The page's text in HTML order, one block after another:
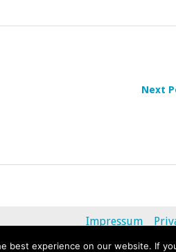
Next
Impressum
© 2013 - 2020
best experience on our website. If